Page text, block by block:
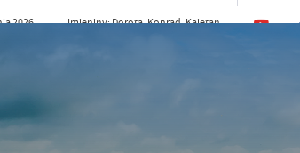
2026
Imieniny: Dorota, Konrad, Kajetan